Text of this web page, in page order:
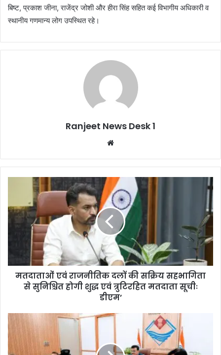
बिष्ट, प्रकाश जीना, राजेंद्र जोशी और हीरा सिंह सहित कई विभागीय अधिकारी व
स्थानीय गणमान्य लोग उपस्थित रहे।
Ranjeet News Desk 1
te
मतदाताओं एवं राजनीतिक दलों की सक्रिय सहभागिता
से सुनिश्चित होगी शुद्ध एवं त्रुटिरहित मतदाता सूचीः
डीएम’